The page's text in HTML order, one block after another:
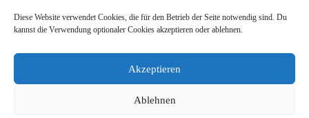
Diese Website verwendet Cookies, die für den Betrieb der Seite notwendig sind. Du
kannst die Verwendung optionaler Cookies akzeptieren oder ablehnen.
Akzeptieren
Ablehnen
Teilnahme am
gesellschaftlichen Leben,
hinter Mauern bringt. Denn
reduzieren!